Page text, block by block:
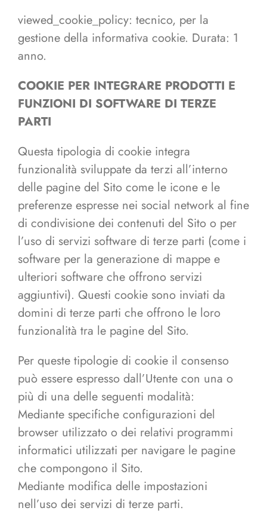
viewed_cookie_policy: tecnico, per la
gestione della informativa cookie. Durata: 1
anno.
COOKIE PER INTEGRARE PRODOTTI E
FUNZIONI DI SOFTWARE DI TERZE
PARTI
Questa tipologia di cookie integra
funzionalità sviluppate da terzi all’interno
delle pagine del Sito come le icone e le
preferenze espresse nei social network al fine
di condivisione dei contenuti del Sito o per
l’uso di servizi software di terze parti (come i
software per la generazione di mappe e
ulteriori software che offrono servizi
aggiuntivi). Questi cookie sono inviati da
domini di terze parti che offrono le loro
funzionalità tra le pagine del Sito.
Per queste tipologie di cookie il consenso
può essere espresso dall’Utente con una o
più di una delle seguenti modalità:
Mediante specifiche configurazioni del
browser utilizzato o dei relativi programmi
informatici utilizzati per navigare le pagine
che compongono il Sito.
Mediante modifica delle impostazioni
nell’uso dei servizi di terze parti.